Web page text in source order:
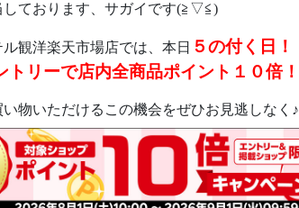
しております、サガイです(≧▽≦)
観洋楽天市場店では、本日 ５の付く日！
トリーで店内全商品ポイント１０倍！
い物いただけるこの機会をぜひお見逃しなく♪